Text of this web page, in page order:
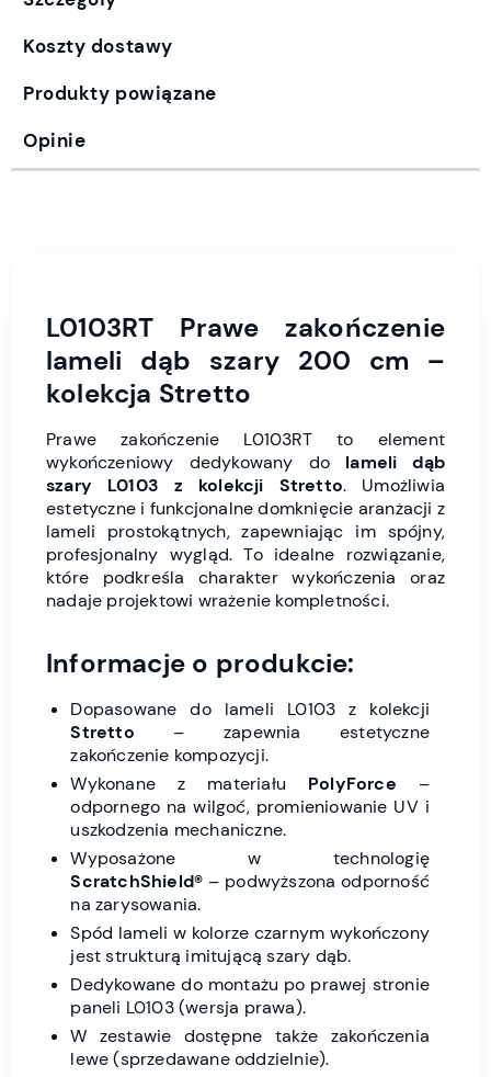
Koszty dostawy
Produkty powiązane
Opinie
L0103RT Prawe zakończenie
lameli dąb szary 200 cm –
kolekcja Stretto
Prawe zakończenie L0103RT to element
wykończeniowy dedykowany do lameli dąb
szary L0103 z kolekcji Stretto. Umożliwia
estetyczne i funkcjonalne domknięcie aranżacji z
lameli prostokątnych, zapewniając im spójny,
profesjonalny wygląd. To idealne rozwiązanie,
które podkreśla charakter wykończenia oraz
nadaje projektowi wrażenie kompletności.
Informacje o produkcie:
Dopasowane do lameli L0103 z kolekcji
Stretto – zapewnia estetyczne
zakończenie kompozycji.
Wykonane z materiału PolyForce –
odpornego na wilgoć, promieniowanie UV i
uszkodzenia mechaniczne.
Wyposażone w technologię
ScratchShield® – podwyższona odporność
na zarysowania.
Spód lameli w kolorze czarnym wykończony
jest strukturą imitującą szary dąb.
Dedykowane do montażu po prawej stronie
paneli L0103 (wersja prawa).
W zestawie dostępne także zakończenia
lewe (sprzedawane oddzielnie).